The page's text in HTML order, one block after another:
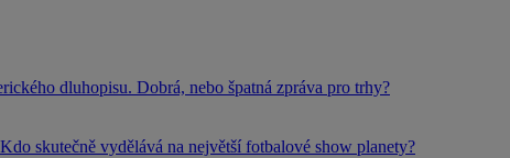
dluhopisu. Dobrá, nebo špatná zpráva pro trhy?
skutečně vydělává na největší fotbalové show planety?